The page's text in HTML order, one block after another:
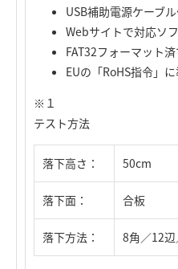
USB補助電源ケーブル
Webサイトで対応ソ
FAT32フォーマット済
EUの「RoHS指令」
※１
テスト方法
落下高さ： 50cm
落下面： 合板
落下方法： 8角／12